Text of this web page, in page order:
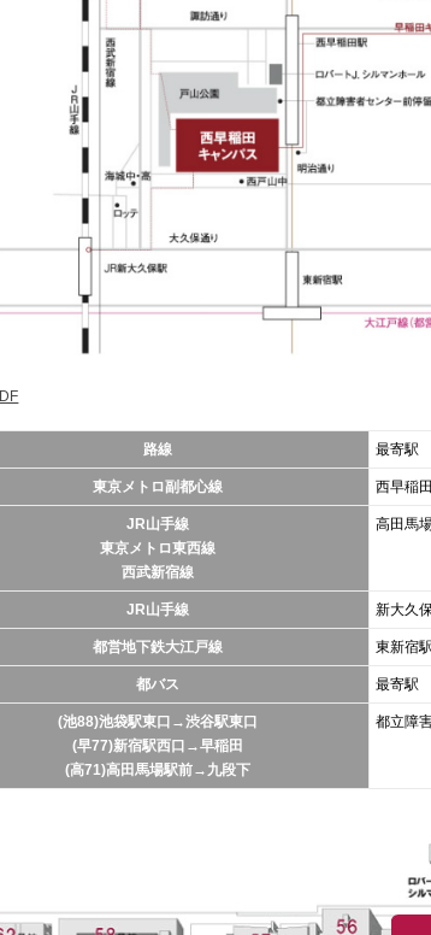
路線 最寄駅
東京メトロ副都心線 西早稲
JR山手線
東京メトロ東西線
西武新宿線
高田馬
JR山手線 新大久
都営地下鉄大江戸線 東新宿
都バス 最寄駅
(池88)池袋駅東口→渋谷駅東口
(早77)新宿駅西口→早稲田
(高71)高田馬場駅前→九段下
都立障